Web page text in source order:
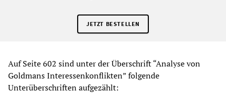
JETZT BESTELLEN
Auf Seite 602 sind unter der Überschrift “Analyse von
Goldmans Interessenkonflikten” folgende
Unterüberschriften aufgezählt: